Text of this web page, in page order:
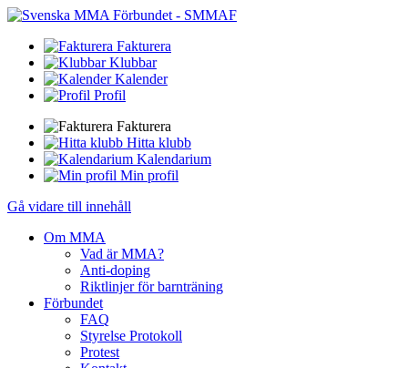
Fakturera
Klubbar
Kalender
Profil
Fakturera
Hitta klubb
Kalendarium
Min profil
Gå vidare till innehåll
Om MMA
Vad är MMA?
Anti-doping
Riktlinjer för barnträning
Förbundet
FAQ
Styrelse Protokoll
Protest